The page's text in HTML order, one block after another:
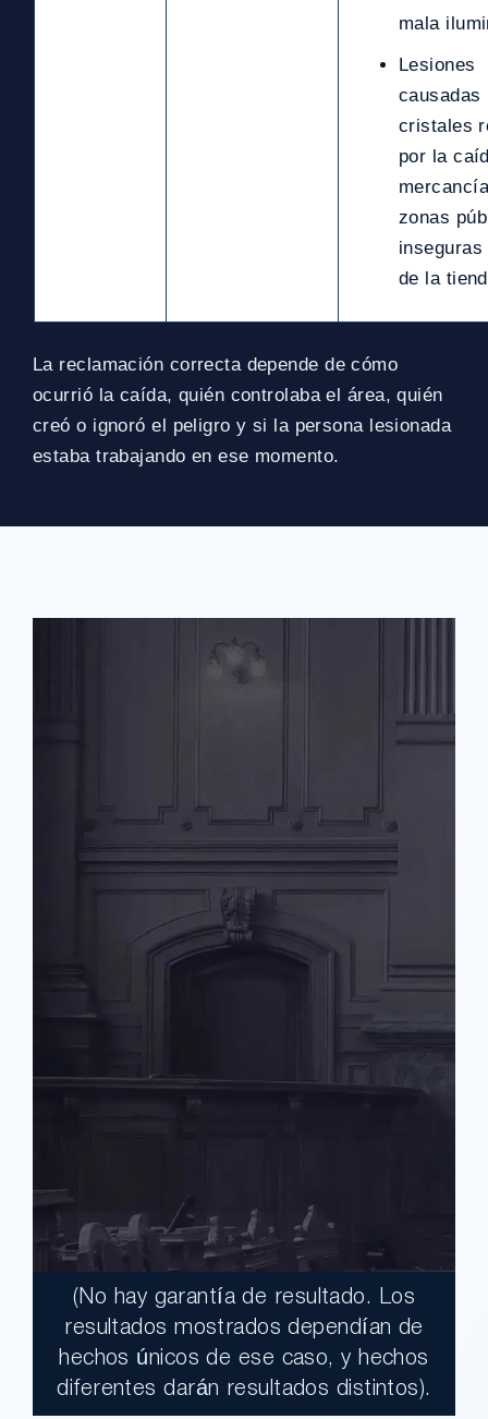
mala
Lesiones
causadas
cristales
por la
zonas
de la
La reclamación correcta depende de cómo
ocurrió la caída, quién controlaba el área, quién
creó o ignoró el peligro y si la persona lesionada
estaba trabajando en ese momento.
$17,900,000.00
Un jurado declaró al Condado de Los
Ángeles totalmente responsable de un
(No hay garantía de resultado. Los
resultados mostrados dependían de
hechos únicos de ese caso, y hechos
diferentes darán resultados distintos).